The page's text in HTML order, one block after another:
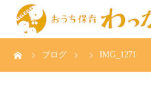
ブログ IMG_1271
TOP